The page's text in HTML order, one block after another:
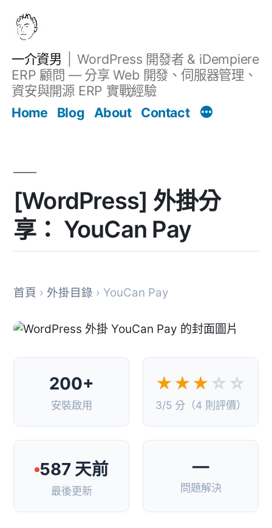
一介資男
WordPress 開發者 & iDempiere
ERP 顧問 — 分享 Web 開發、伺服器管理、
資安與開源 ERP 實戰經驗
Home
Blog About Contact
[WordPress] 外掛分
享： YouCan Pay
首頁 › 外掛目錄 › YouCan Pay
200+
安裝啟用
★★★ ☆☆
3/5 分（4 則評價）
587 天前
最後更新
—
問題解決
文章